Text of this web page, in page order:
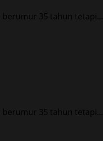
berumur 35 tahun tetapi...
berumur 35 tahun tetapi...